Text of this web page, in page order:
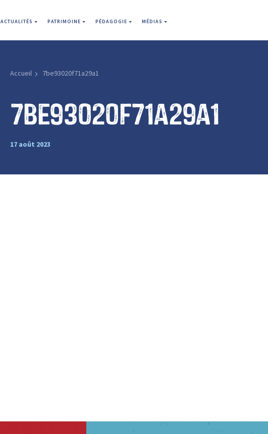
ACTUALITÉS PATRIMOINE PÉDAGOGIE MÉDIAS
Accueil 7be93020f71a29a1
7be93020f71a29a1
17 août 2023